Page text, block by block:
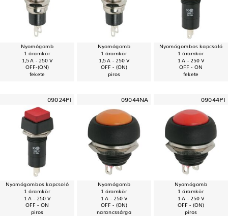
Nyomógomb
1 áramkör
1,5 A - 250 V
OFF-(ON)
fekete
Nyomógomb
1 áramkör
1,5 A - 250 V
OFF - (ON)
piros
Nyomógombos kapcsoló
1 áramkör
1 A - 250 V
OFF - ON
fekete
09024PI
Nyomógombos kapcsoló
1 áramkör
1 A - 250 V
OFF - ON
piros
09044NA
Nyomógomb
1 áramkör
1 A - 250 V
OFF - (ON)
narancssárga
09044PI
Nyomógomb
1 áramkör
1 A - 250 V
OFF - (ON)
piros